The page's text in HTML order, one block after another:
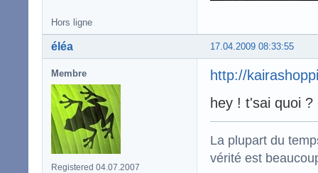
Hors ligne
17.04.2009 08:33:55
éléa
Membre
Registered 04.07.2007
http://
hey ! t'sai quoi
La plupart du
vérité est